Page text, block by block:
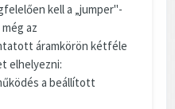
kell a „jumper"-
az
áramkörön kétféle
elhelyezni:
a beállított